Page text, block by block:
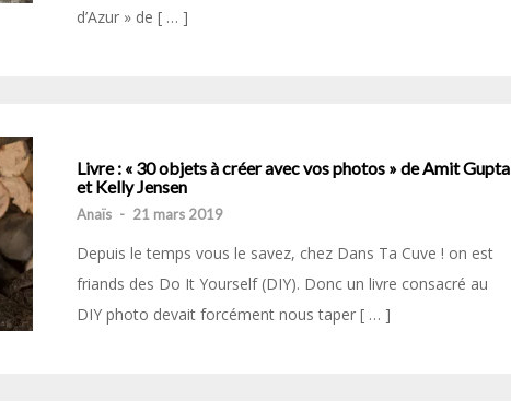
d’Azur » de [ … ]
Livre : « 30 objets à créer avec vos photos » de Amit Gupta
et Kelly Jensen
Anaïs - 21 mars 2019
Depuis le temps vous le savez, chez Dans Ta Cuve ! on est
friands des Do It Yourself (DIY). Donc un livre consacré au
DIY photo devait forcément nous taper [ … ]